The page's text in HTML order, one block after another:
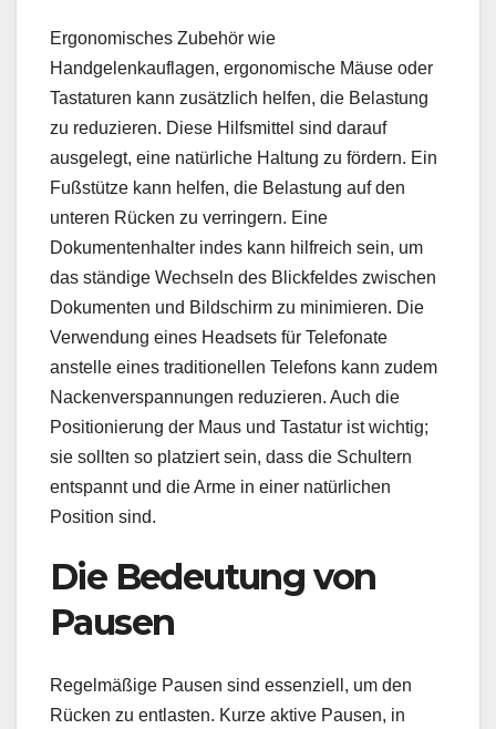
Ergonomisches Zubehör wie
Handgelenkauflagen, ergonomische Mäuse oder
Tastaturen kann zusätzlich helfen, die Belastung
zu reduzieren. Diese Hilfsmittel sind darauf
ausgelegt, eine natürliche Haltung zu fördern. Ein
Fußstütze kann helfen, die Belastung auf den
unteren Rücken zu verringern. Eine
Dokumentenhalter indes kann hilfreich sein, um
das ständige Wechseln des Blickfeldes zwischen
Dokumenten und Bildschirm zu minimieren. Die
Verwendung eines Headsets für Telefonate
anstelle eines traditionellen Telefons kann zudem
Nackenverspannungen reduzieren. Auch die
Positionierung der Maus und Tastatur ist wichtig;
sie sollten so platziert sein, dass die Schultern
entspannt und die Arme in einer natürlichen
Position sind.
Die Bedeutung von
Pausen
Regelmäßige Pausen sind essenziell, um den
Rücken zu entlasten. Kurze aktive Pausen, in